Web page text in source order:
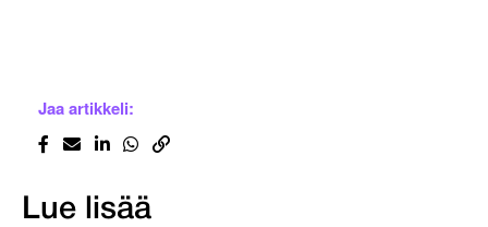
Jaa artikkeli:
Lue lisää